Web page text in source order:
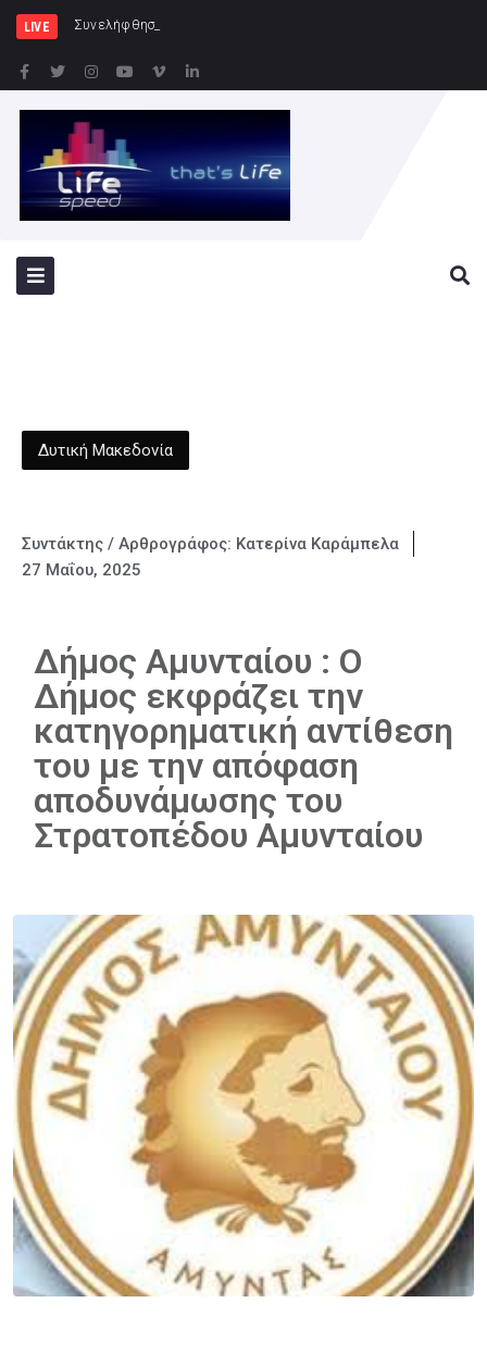
LIVE Συνελήφθησαν -3- άτομα για καλλιέργ
Δυτική Μακεδονία
Συντάκτης / Αρθρογράφος: Κατερίνα Καράμπελα
27 Μαΐου, 2025
Δήμος Αμυνταίου : Ο
Δήμος εκφράζει την
κατηγορηματική αντίθεση
του με την απόφαση
αποδυνάμωσης του
Στρατοπέδου Αμυνταίου